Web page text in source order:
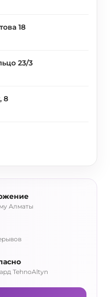
18
23/3
8
Алматы
TehnoAltyn